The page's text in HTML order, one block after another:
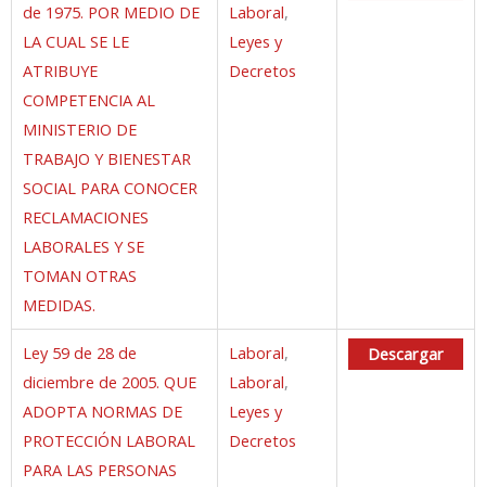
de 1975. POR MEDIO DE
LA CUAL SE LE
ATRIBUYE
COMPETENCIA AL
MINISTERIO DE
TRABAJO Y BIENESTAR
SOCIAL PARA CONOCER
RECLAMACIONES
LABORALES Y SE
TOMAN OTRAS
MEDIDAS.
Laboral,
Leyes y
Decretos
Ley 59 de 28 de
diciembre de 2005. QUE
ADOPTA NORMAS DE
PROTECCIÓN LABORAL
PARA LAS PERSONAS
Laboral,
Laboral,
Leyes y
Decretos
Descargar